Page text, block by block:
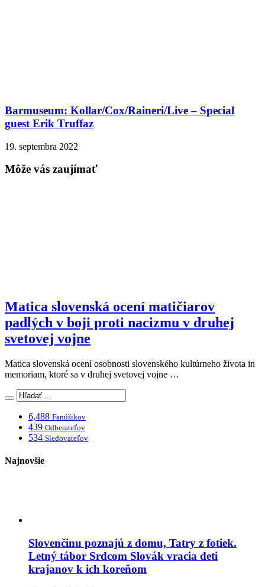
Barmuseum: Kollar/Cox/Raineri/Live – Special
guest Erik Truffaz
19. septembra 2022
Môže vás zaujímať
Matica slovenská ocení matičiarov
padlých v boji proti nacizmu v druhej
svetovej vojne
Matica slovenská ocení osobnosti slovenského kultúrneho života in
memoriam, ktoré sa v druhej svetovej vojne …
6,488 Fanúšikov
439 Odberateľov
534 Sledovateľov
Najnovšie
Slovenčinu poznajú z domu, Tatry z fotiek.
Letný tábor Srdcom Slovák vracia deti
krajanov k ich koreňom